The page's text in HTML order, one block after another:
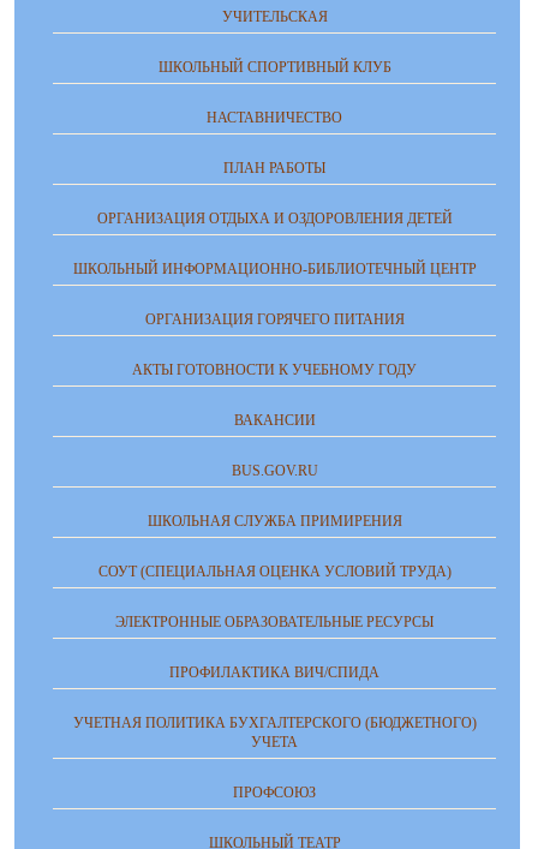
УЧИТЕЛЬСКАЯ
ШКОЛЬНЫЙ СПОРТИВНЫЙ КЛУБ
НАСТАВНИЧЕСТВО
ПЛАН РАБОТЫ
ОРГАНИЗАЦИЯ ОТДЫХА И ОЗДОРОВЛЕНИЯ ДЕТЕЙ
ШКОЛЬНЫЙ ИНФОРМАЦИОННО-БИБЛИОТЕЧНЫЙ ЦЕНТР
ОРГАНИЗАЦИЯ ГОРЯЧЕГО ПИТАНИЯ
АКТЫ ГОТОВНОСТИ К УЧЕБНОМУ ГОДУ
ВАКАНСИИ
BUS.GOV.RU
ШКОЛЬНАЯ СЛУЖБА ПРИМИРЕНИЯ
СОУТ (СПЕЦИАЛЬНАЯ ОЦЕНКА УСЛОВИЙ ТРУДА)
ЭЛЕКТРОННЫЕ ОБРАЗОВАТЕЛЬНЫЕ РЕСУРСЫ
ПРОФИЛАКТИКА ВИЧ/СПИДА
УЧЕТНАЯ ПОЛИТИКА БУХГАЛТЕРСКОГО (БЮДЖЕТНОГО)
УЧЕТА
ПРОФСОЮЗ
ШКОЛЬНЫЙ ТЕАТР